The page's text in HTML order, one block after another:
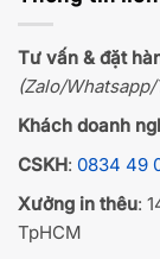
Tư vấn & đặt
(Zalo/
Khách doanh
CSKH: 0834 49
Xưởng in thêu:
TpHCM